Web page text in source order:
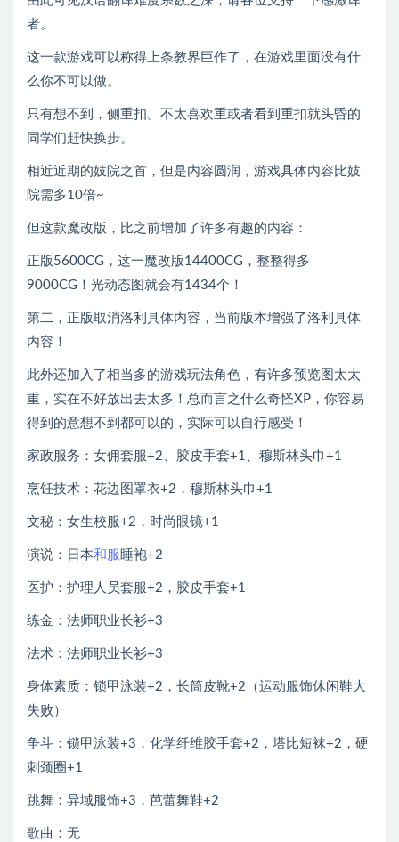
者。
这一款游戏可以称得上条教界巨作了，在游戏里面没有什
么你不可以做。
只有想不到，侧重扣。不太喜欢重或者看到重扣就头昏的
同学们赶快换步。
相近近期的妓院之首，但是内容圆润，游戏具体内容比妓
院需多10倍~
但这款魔改版，比之前增加了许多有趣的内容：
正版5600CG，这一魔改版14400CG，整整得多
9000CG！光动态图就会有1434个！
第二，正版取消洛利具体内容，当前版本增强了洛利具体
内容！
此外还加入了相当多的游戏玩法角色，有许多预览图太太
重，实在不好放出去太多！总而言之什么奇怪XP，你容易
得到的意想不到都可以的，实际可以自行感受！
家政服务：女佣套服+2、胶皮手套+1、穆斯林头巾+1
烹饪技术：花边图罩衣+2，穆斯林头巾+1
文秘：女生校服+2，时尚眼镜+1
演说：日本和服睡袍+2
医护：护理人员套服+2，胶皮手套+1
练金：法师职业长衫+3
法术：法师职业长衫+3
身体素质：锁甲泳装+2，长筒皮靴+2（运动服饰休闲鞋大
失败）
争斗：锁甲泳装+3，化学纤维胶手套+2，塔比短袜+2，硬
刺颈圈+1
跳舞：异域服饰+3，芭蕾舞鞋+2
歌曲：无